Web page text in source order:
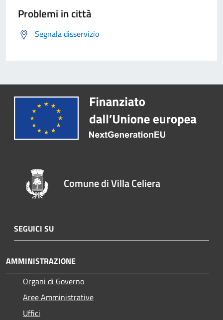
Problemi in città
Segnala disservizio
Comune di Villa Celiera
SEGUICI SU
AMMINISTRAZIONE
Organi di Governo
Aree Amministrative
Uffici